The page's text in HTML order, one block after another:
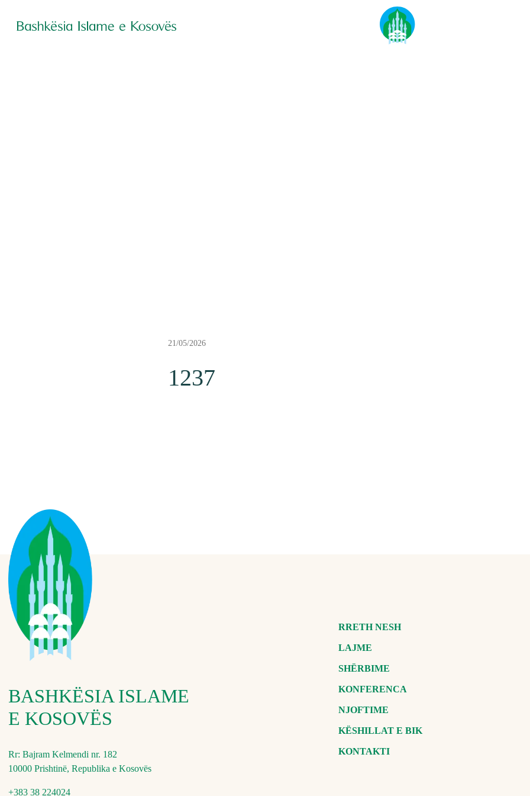
21/05/2026
1237
BASHKËSIA ISLAME
E KOSOVËS
Rr: Bajram Kelmendi nr. 182
10000 Prishtinë, Republika e Kosovës
+383 38 224024
RRETH NESH
LAJME
SHËRBIME
KONFERENCA
NJOFTIME
KËSHILLAT E BIK
KONTAKTI